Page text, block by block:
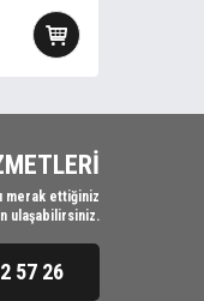
merak ettiğiniz
ulaşabilirsiniz.
57 26